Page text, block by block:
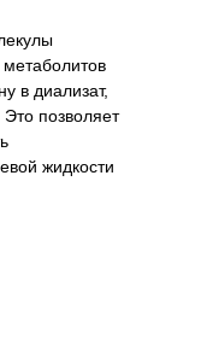
в диализат,
позволяет
жидкости